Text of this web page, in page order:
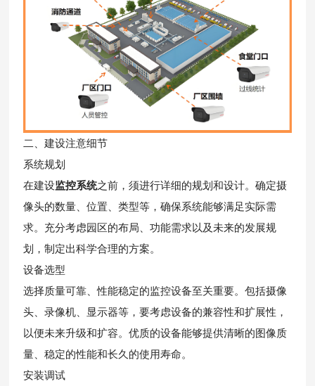
二、建设注意细节
系统规划
在建设监控系统之前，须进行详细的规划和设计。确定摄
像头的数量、位置、类型等，确保系统能够满足实际需
求。充分考虑园区的布局、功能需求以及未来的发展规
划，制定出科学合理的方案。
设备选型
选择质量可靠、性能稳定的监控设备至关重要。包括摄像
头、录像机、显示器等，要考虑设备的兼容性和扩展性，
以便未来升级和扩容。优质的设备能够提供清晰的图像质
量、稳定的性能和长久的使用寿命。
安装调试